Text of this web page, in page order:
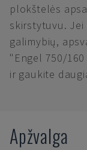
plokštelės
skirstytuvu.
galimybių,
"Engel 750/160
ir gaukite
Apžvalga